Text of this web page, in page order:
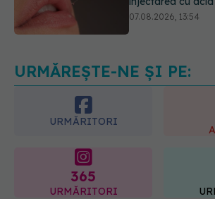
Testul din deget
indica riscul
URMĂREȘTE-NE ȘI PE:
URMĂRITORI
365
URMĂRITORI